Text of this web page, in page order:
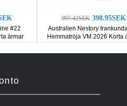
#22
ärmar
997.42SEK 398.95SEK
Australien Nestory
Hemmatröja VM 2026 Korta